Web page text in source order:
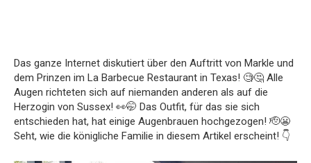
Das ganze Internet diskutiert über den Auftritt von Markle und
dem Prinzen im La Barbecue Restaurant in Texas! 🧐🤔 Alle
Augen richteten sich auf niemanden anderen als auf die
Herzogin von Sussex! 👀🤭 Das Outfit, für das sie sich
entschieden hat, hat einige Augenbrauen hochgezogen! 🫡😬
Seht, wie die königliche Familie in diesem Artikel erscheint! 👇